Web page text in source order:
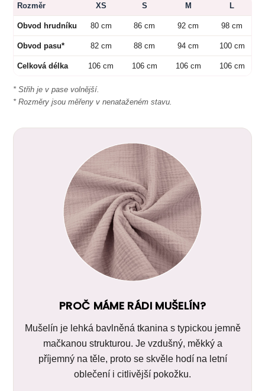
Rozměr XS S M L
Obvod hrudníku 80 cm 86 cm 92 cm 98 cm
Obvod pasu* 82 cm 88 cm 94 cm 100 cm
Celková délka 106 cm 106 cm 106 cm 106 cm
* Střih je v pase volnější.
* Rozměry jsou měřeny v nenataženém stavu.
PROČ MÁME RÁDI MUŠELÍN?
Mušelín je lehká bavlněná tkanina s typickou jemně
mačkanou strukturou. Je vzdušný, měkký a
příjemný na těle, proto se skvěle hodí na letní
oblečení i citlivější pokožku.